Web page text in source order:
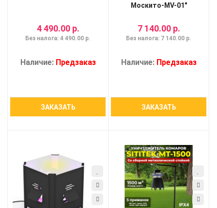
4 490.00 р.
Без налога: 4 490.00 р.
Наличие: Предзаказ
ЗАКАЗАТЬ
Москито-MV-01"
7 140.00 р.
Без налога: 7 140.00 р.
Наличие: Предзаказ
ЗАКАЗАТЬ